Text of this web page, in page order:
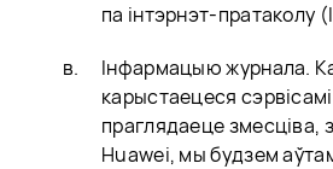
па інтэрнэт-пратаколу
Інфармацыю журнала.
карыстаецеся
праглядаеце змесціва,
Huawei, мы будзем